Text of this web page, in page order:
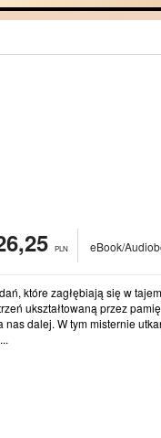
PLN eBook/
które zagłębiają się w
ukształtowaną przez
dalej. W tym misternie